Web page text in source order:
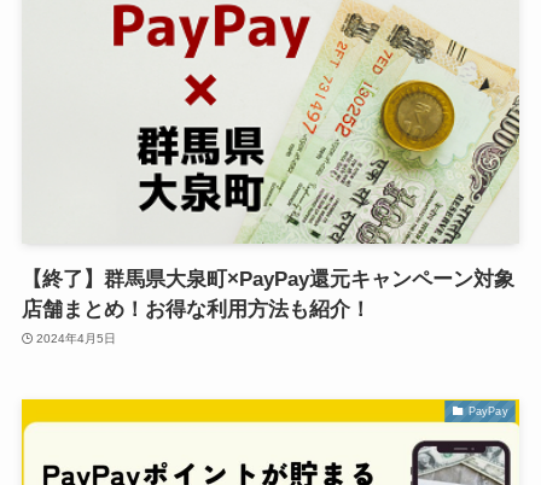
【終了】群馬県大泉町×PayPay還元キャンペーン対象
店舗まとめ！お得な利用方法も紹介！
2024年4月5日
PayPay